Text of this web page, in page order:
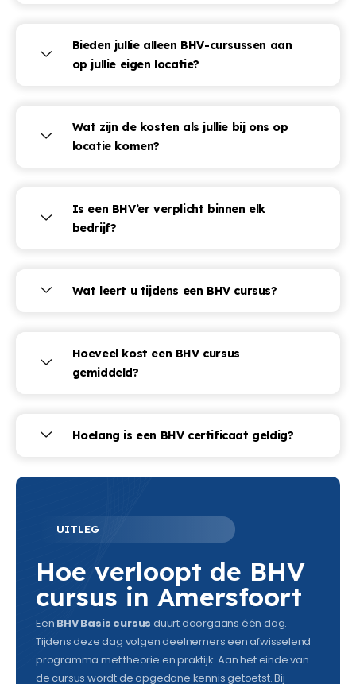
Bieden jullie alleen BHV-cursussen aan
op jullie eigen locatie?
Wat zijn de kosten als jullie bij ons op
locatie komen?
Is een BHV’er verplicht binnen elk
bedrijf?
Wat leert u tijdens een BHV cursus?
Hoeveel kost een BHV cursus
gemiddeld?
Hoelang is een BHV certificaat geldig?
UITLEG
Hoe verloopt de BHV
cursus in Amersfoort
Een BHV Basis cursus duurt doorgaans één dag.
Tijdens deze dag volgen deelnemers een afwisselend
programma met theorie en praktijk. Aan het einde van
de cursus wordt de opgedane kennis getoetst. Bij